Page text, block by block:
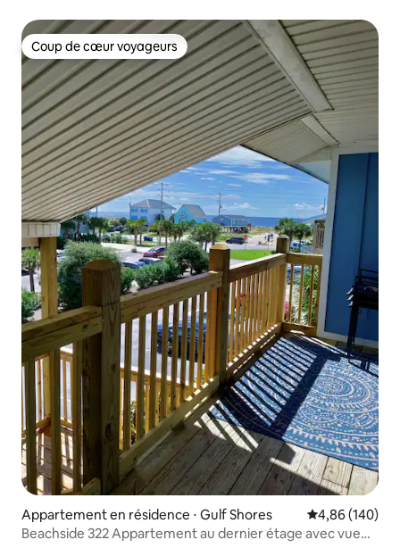
Coup de cœur voyageurs
Coup de cœur voyageurs
Appartement en résidence ⋅ Gulf Shores Évaluation
4,86 (140)
Beachside 322 Appartement au dernier étage avec vue